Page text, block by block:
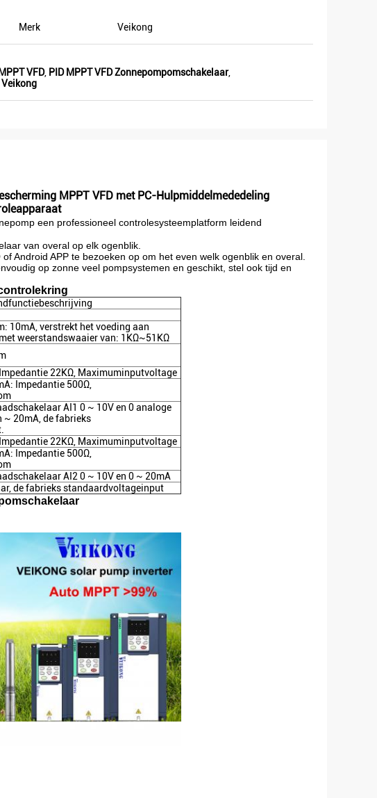
is werkelijk in
en wij bereidden ook
Wij gaan nieuwe
Vorig jaar was er
Merk Veikong
VFD, PID MPPT VFD Zonnepompomschakelaar,
MPPT VFD met PC-Hulpmiddelmededeling
een professioneel controlesysteemplatform leidend
van overal op elk ogenblik.
Android APP te bezoeken op om het even welk ogenblik en overal.
op zonne veel pompsystemen en geschikt, stel ook tijd en
10mA, verstrekt het voeding aan
weerstandswaaier van: 1KΩ~51KΩ
22KΩ, Maximuminputvoltage
Impedantie 500Ω,
AI1 0 ~ 10V en 0 analoge
~ 20mA, de fabrieks
22KΩ, Maximuminputvoltage
Impedantie 500Ω,
AI2 0 ~ 10V en 0 ~ 20mA
de fabrieks standaardvoltageinput